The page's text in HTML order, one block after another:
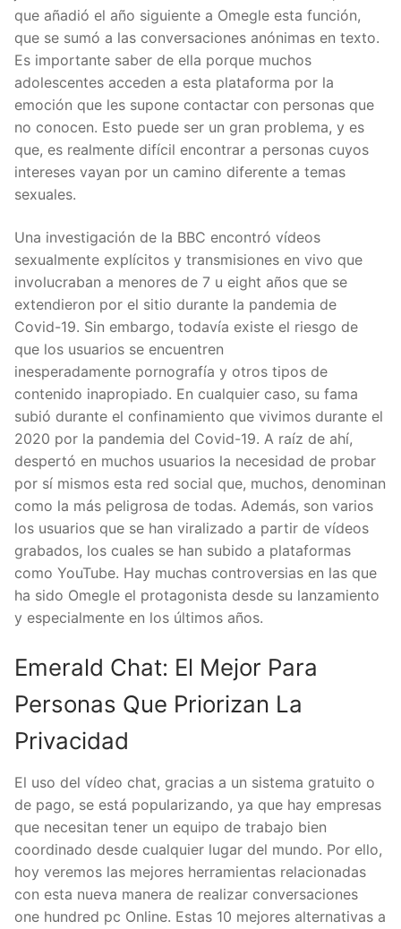
que añadió el año siguiente a Omegle esta función,
que se sumó a las conversaciones anónimas en texto.
Es importante saber de ella porque muchos
adolescentes acceden a esta plataforma por la
emoción que les supone contactar con personas que
no conocen. Esto puede ser un gran problema, y es
que, es realmente difícil encontrar a personas cuyos
intereses vayan por un camino diferente a temas
sexuales.
Una investigación de la BBC encontró vídeos
sexualmente explícitos y transmisiones en vivo que
involucraban a menores de 7 u eight años que se
extendieron por el sitio durante la pandemia de
Covid-19. Sin embargo, todavía existe el riesgo de
que los usuarios se encuentren
inesperadamente pornografía y otros tipos de
contenido inapropiado. En cualquier caso, su fama
subió durante el confinamiento que vivimos durante el
2020 por la pandemia del Covid-19. A raíz de ahí,
despertó en muchos usuarios la necesidad de probar
por sí mismos esta red social que, muchos, denominan
como la más peligrosa de todas. Además, son varios
los usuarios que se han viralizado a partir de vídeos
grabados, los cuales se han subido a plataformas
como YouTube. Hay muchas controversias en las que
ha sido Omegle el protagonista desde su lanzamiento
y especialmente en los últimos años.
Emerald Chat: El Mejor Para
Personas Que Priorizan La
Privacidad
El uso del vídeo chat, gracias a un sistema gratuito o
de pago, se está popularizando, ya que hay empresas
que necesitan tener un equipo de trabajo bien
coordinado desde cualquier lugar del mundo. Por ello,
hoy veremos las mejores herramientas relacionadas
con esta nueva manera de realizar conversaciones
one hundred pc Online. Estas 10 mejores alternativas a